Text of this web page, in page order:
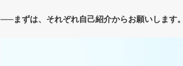
──まずは、それぞれ自己紹介からお願いします。